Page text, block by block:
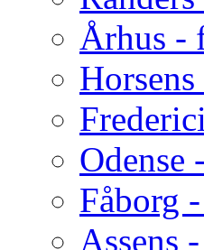
Århus -
Odense
Fåborg
Assens